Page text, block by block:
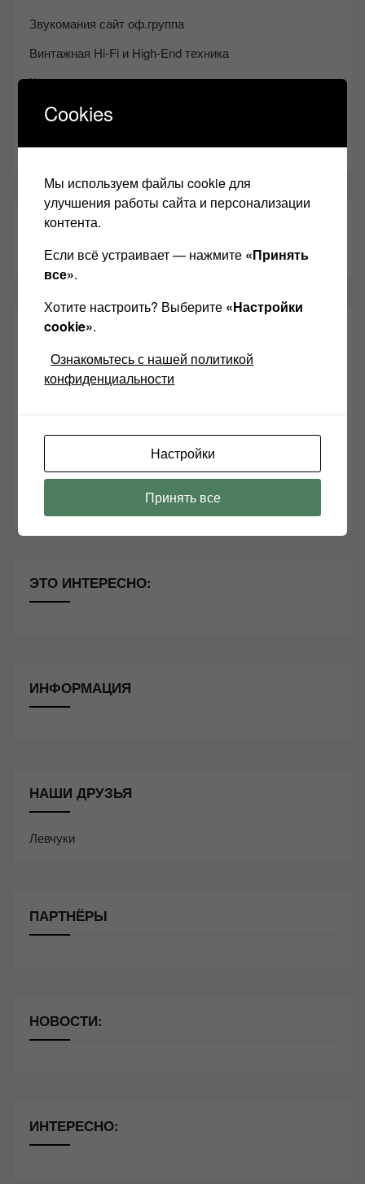
Звукомания сайт оф.группа
Винтажная Hi-Fi и High-End техника
Контакт
Одноклассники
ТАКЖЕ ЧИТАЕМ:
СВЕЖИЕ ЗАПИСИ
Возьмите друга в салон Hi-Fi техники
Чем дороже аудиотехника, тем лучше звучит?
Секреты Hi-Fi
10 способов оптимизации потоковой музыки
Почему виниловые пластинки звучат так хорошо?
ЭТО ИНТЕРЕСНО:
ИНФОРМАЦИЯ
НАШИ ДРУЗЬЯ
Левчуки
ПАРТНЁРЫ
НОВОСТИ:
ИНТЕРЕСНО:
Cookies
Мы используем файлы cookie для
улучшения работы сайта и персонализации
контента.
Если всё устраивает — нажмите «Принять
все».
Хотите настроить? Выберите «Настройки
cookie».
Ознакомьтесь с нашей политикой
конфиденциальности
Настройки
Принять все